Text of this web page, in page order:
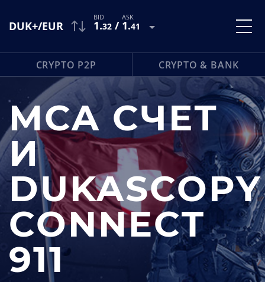
DUK+/EUR 1.32 / 1.41
CRYPTO P2P CRYPTO & BANK
MCA СЧЕТ
И
DUKASCOPY
CONNECT
911